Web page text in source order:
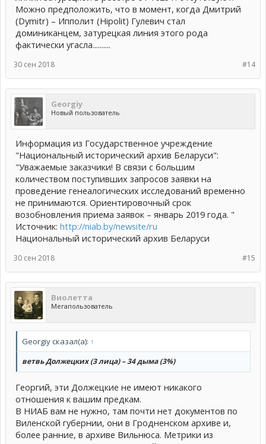
Можно предположить, что в момент, когда Дмитрий
(Dymitr) – Ипполит (Hipolit) Гулевич стал
доминиканцем, затурецкая линия этого рода
фактически угасла..........
#14
30 сен 2018
Georgiy
Новый пользователь
Информация из Государственное учреждение
"Национальный исторический архив Беларуси":
"Уважаемые заказчики! В связи с большим
количеством поступивших запросов заявки на
проведение генеалогических исследований временно
не принимаются. Ориентировочный срок
возобновления приема заявок – январь 2019 года. "
Источник: http://niab.by/newsite/ru
Национальный исторический архив Беларуси
#15
30 сен 2018
Виолетта
Мегапользователь
Georgiy сказал(а): ↑
ветвь Должецких (3 лица) – 34 дыма (3%)
Георгий, эти Должецкие не имеют никакого
отношения к вашим предкам.
В НИАБ вам не нужно, там почти нет документов по
Виленской губернии, они в Гродненском архиве и,
более ранние, в архиве Вильнюса. Метрики из